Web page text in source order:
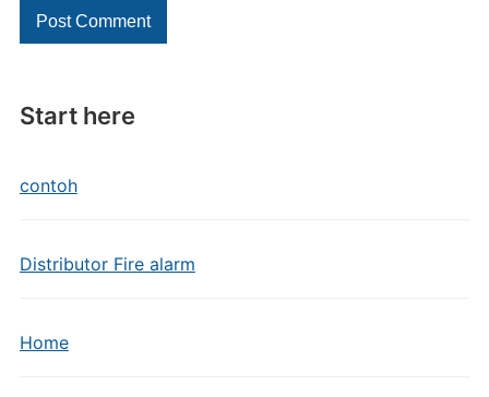
Start here
contoh
Distributor Fire alarm
Home